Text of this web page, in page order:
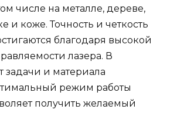
числе на металле, дереве,
и коже. Точность и четкость
благодаря высокой
лазера. В
задачи и материала
режим работы
получить желаемый